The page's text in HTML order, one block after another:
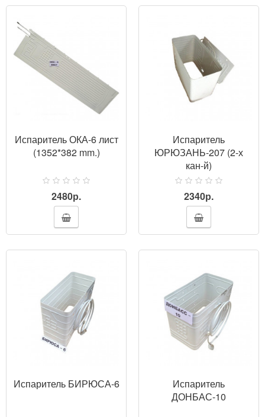
Испаритель ОКА-6 лист
(1352*382 mm.)
2480р.
Испаритель
ЮРЮЗАНЬ-207 (2-х
кан-й)
2340р.
Испаритель БИРЮСА-6
Испаритель
ДОНБАС-10